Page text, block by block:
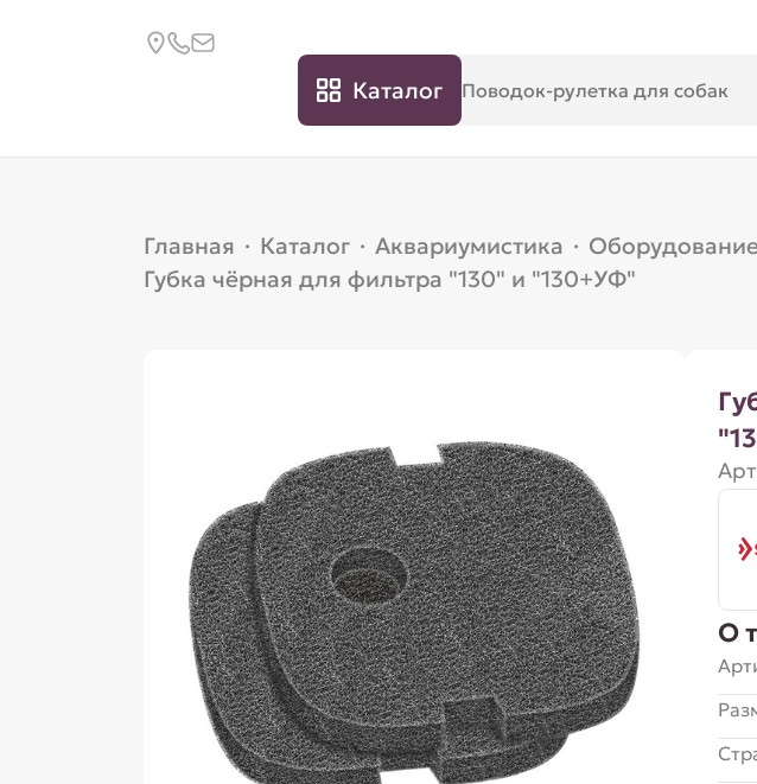
Каталог
Главная · Каталог · Аквариумистика ·
Губка чёрная для фильтра "130" и "130+УФ"
О